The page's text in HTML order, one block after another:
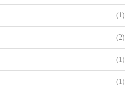
(1)
(2)
(1)
(1)